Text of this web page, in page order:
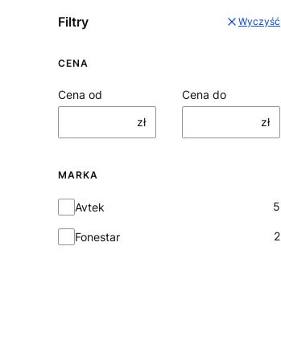
Filtry Wyczyść
CENA
Cena od
zł
Cena do
zł
MARKA
Marka
Avtek 5
Fonestar 2